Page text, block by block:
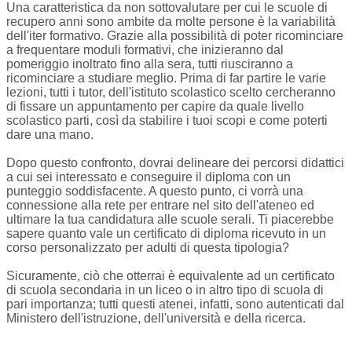
Una caratteristica da non sottovalutare per cui le scuole di
recupero anni sono ambite da molte persone è la variabilità
dell'iter formativo. Grazie alla possibilità di poter ricominciare
a frequentare moduli formativi, che inizieranno dal
pomeriggio inoltrato fino alla sera, tutti riusciranno a
ricominciare a studiare meglio. Prima di far partire le varie
lezioni, tutti i tutor, dell'istituto scolastico scelto cercheranno
di fissare un appuntamento per capire da quale livello
scolastico parti, così da stabilire i tuoi scopi e come poterti
dare una mano.
Dopo questo confronto, dovrai delineare dei percorsi didattici
a cui sei interessato e conseguire il diploma con un
punteggio soddisfacente. A questo punto, ci vorrà una
connessione alla rete per entrare nel sito dell'ateneo ed
ultimare la tua candidatura alle scuole serali. Ti piacerebbe
sapere quanto vale un certificato di diploma ricevuto in un
corso personalizzato per adulti di questa tipologia?
Sicuramente, ciò che otterrai è equivalente ad un certificato
di scuola secondaria in un liceo o in altro tipo di scuola di
pari importanza; tutti questi atenei, infatti, sono autenticati dal
Ministero dell'istruzione, dell'università e della ricerca.